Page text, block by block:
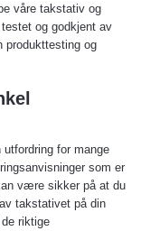
våre takstativ og
og godkjent av
produkttesting og
for mange
som er
være sikker på at du
takstativet på din
riktige